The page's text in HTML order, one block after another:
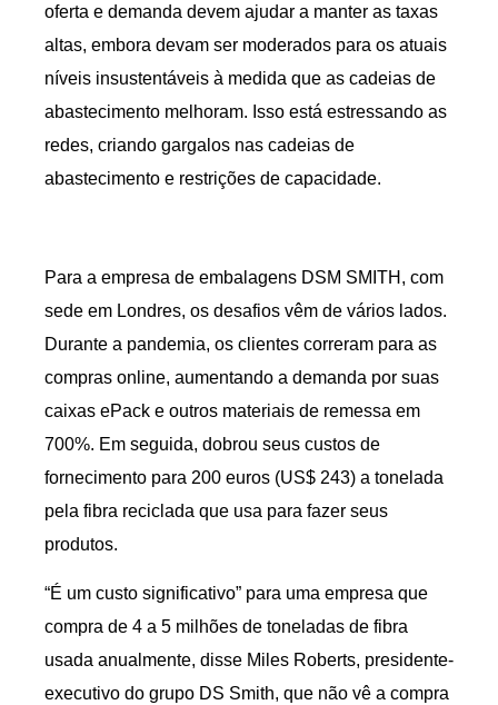
oferta e demanda devem ajudar a manter as taxas
altas, embora devam ser moderados para os atuais
níveis insustentáveis ​​à medida que as cadeias de
abastecimento melhoram. Isso está estressando as
redes, criando gargalos nas cadeias de
abastecimento e restrições de capacidade.
Para a empresa de embalagens DSM SMITH, com
sede em Londres, os desafios vêm de vários lados.
Durante a pandemia, os clientes correram para as
compras online, aumentando a demanda por suas
caixas ePack e outros materiais de remessa em
700%. Em seguida, dobrou seus custos de
fornecimento para 200 euros (US$ 243) a tonelada
pela fibra reciclada que usa para fazer seus
produtos.
“É um custo significativo” para uma empresa que
compra de 4 a 5 milhões de toneladas de fibra
usada anualmente, disse Miles Roberts, presidente-
executivo do grupo DS Smith, que não vê a compra